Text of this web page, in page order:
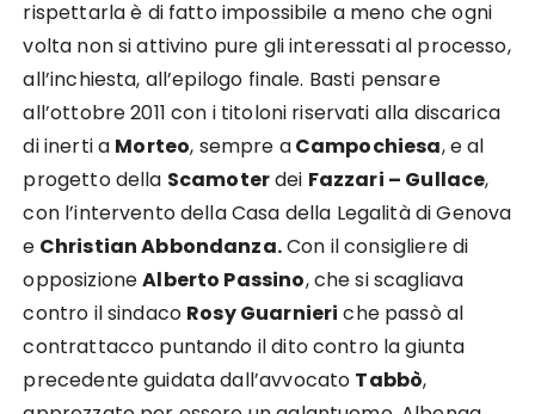
rispettarla è di fatto impossibile a meno che ogni
volta non si attivino pure gli interessati al processo,
all’inchiesta, all’epilogo finale. Basti pensare
all’ottobre 2011 con i titoloni riservati alla discarica
di inerti a Morteo, sempre aCampochiesa, e al
progetto della Scamoterdei Fazzari – Gullace,
con l’intervento della Casa della Legalità di Genova
e Christian Abbondanza.Con il consigliere di
opposizioneAlberto Passino, che si scagliava
contro il sindaco Rosy Guarnieri che passò al
contrattacco puntando il dito contro la giunta
precedente guidata dall’avvocato Tabbò,